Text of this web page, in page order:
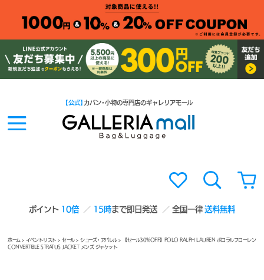
ポイント 10倍 15時まで即日発送 全国一律送料無料
【公式】 カバン・小物の専門店のギャレリアモール
ホーム >イベントリスト >セール>シューズ・アパレル> 【セール30%OFF】POLO RALPH LAUREN ポロラルフローレン
CONVERTIBLE STRATUS JACKET メンズ ジャケット